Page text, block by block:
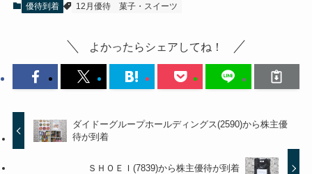
優待到着 12月優待 菓子・スイーツ
よかったらシェアしてね！
ダイドーグループホールディングス(2590)から株主優
待が到着
ＳＨＯＥＩ(7839)から株主優待が到着